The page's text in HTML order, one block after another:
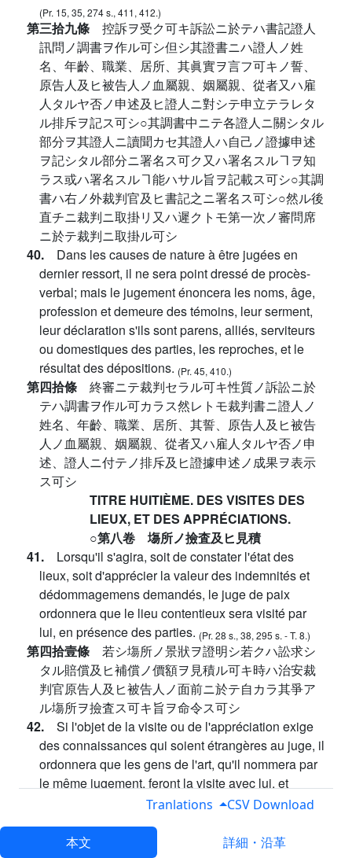
(Pr. 15, 35, 274 s., 411, 412.)
第三拾九條 控訴ヲ受ク可キ訴訟ニ於テハ書記證人
訊問ノ調書ヲ作ル可シ但シ其證書ニハ證人ノ姓
名、年齡、職業、居所、其眞實ヲ言フ可キノ誓、
原告人及ヒ被告人ノ血屬親、姻屬親、從者又ハ雇
人タルヤ否ノ申述及ヒ證人ニ對シテ申立テラレタ
ル排斥ヲ記ス可シ○其調書中ニテ各證人ニ關シタル
部分ヲ其證人ニ讀聞カセ其證人ハ自己ノ證據申述
ヲ記シタル部分ニ署名ス可ク又ハ署名スルヿヲ知
ラス或ハ署名スルヿ能ハサル旨ヲ記載ス可シ○其調
書ハ右ノ外裁判官及ヒ書記之ニ署名ス可シ○然ル後
直チニ裁判ニ取掛リ又ハ遲クトモ第一次ノ審問席
ニ於テ裁判ニ取掛ル可シ
40. Dans les causes de nature à être jugées en
dernier ressort, il ne sera point dressé de procès-
verbal; mais le jugement énoncera les noms, âge,
profession et demeure des témoins, leur serment,
leur déclaration s'ils sont parens, alliés, serviteurs
ou domestiques des parties, les reproches, et le
résultat des dépositions. (Pr. 45, 410.)
第四拾條 終審ニテ裁判セラル可キ性質ノ訴訟ニ於
テハ調書ヲ作ル可カラス然レトモ裁判書ニ證人ノ
姓名、年齡、職業、居所、其誓、原告人及ヒ被告
人ノ血屬親、姻屬親、從者又ハ雇人タルヤ否ノ申
述、證人ニ付テノ排斥及ヒ證據申述ノ成果ヲ表示
ス可シ
TITRE HUITIÈME. DES VISITES DES
LIEUX, ET DES APPRÉCIATIONS.
○第八卷 塲所ノ撿査及ヒ見積
41. Lorsqu'il s'agira, soit de constater l'état des
lieux, soit d'apprécier la valeur des indemnités et
dédommagemens demandés, le juge de paix
ordonnera que le lieu contentieux sera visité par
lui, en présence des parties. (Pr. 28 s., 38, 295 s. - T. 8.)
第四拾壹條 若シ塲所ノ景狀ヲ證明シ若クハ訟求シ
タル賠償及ヒ補償ノ價額ヲ見積ル可キ時ハ治安裁
判官原告人及ヒ被告人ノ面前ニ於テ自カラ其爭ア
ル塲所ヲ撿査ス可キ旨ヲ命令ス可シ
42. Si l'objet de la visite ou de l'appréciation exige
des connaissances qui soient étrangères au juge, il
ordonnera que les gens de l'art, qu'il nommera par
le même jugement, feront la visite avec lui, et
donneront leur avis: il pourra juger sur le lieu
à l'appel, procès-verbal de la visite sera dressé par
Tranlations CSV Download
本文 詳細・沿革